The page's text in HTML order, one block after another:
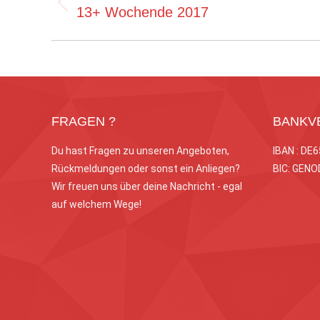
Navigation
Vorheriges
13+ Wochende 2017
FRAGEN ?
Du hast Fragen zu unseren Angeboten,
Rückmeldungen oder sonst ein Anliegen?
Wir freuen uns über deine Nachricht - egal
auf welchem Wege!
IBAN :
BIC: